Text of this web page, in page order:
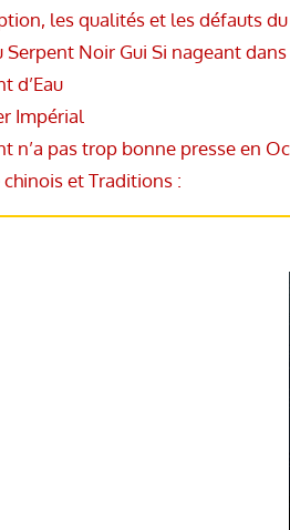
les qualités et les défauts
Serpent Noir Gui Si nageant
d’Eau
Impérial
n’a pas trop bonne presse en
et Traditions :